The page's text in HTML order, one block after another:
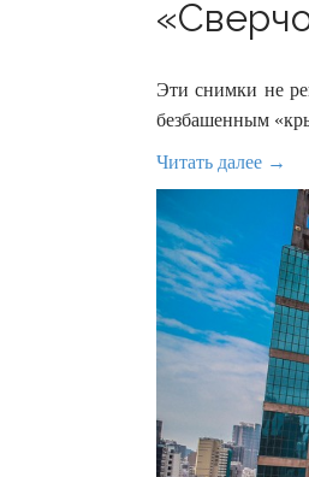
Эти снимки не
безбашенным
Читать далее →